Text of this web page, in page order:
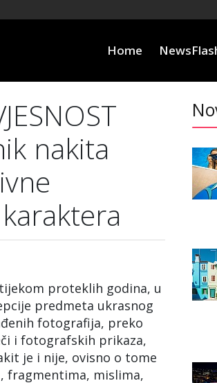
Home
nakita
proteklih godina, u
predmeta ukrasnog
fotografija, preko
i fotografskih prikaza,
je i nije, ovisno o tome
fragmentima, mislima,